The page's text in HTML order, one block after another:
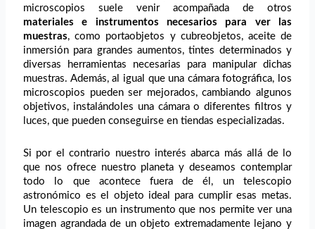
microscopios suele venir acompañada de otros
materiales e instrumentos necesarios para ver las
muestras, como portaobjetos y cubreobjetos, aceite de
inmersión para grandes aumentos, tintes determinados y
diversas herramientas necesarias para manipular dichas
muestras. Además, al igual que una cámara fotográfica, los
microscopios pueden ser mejorados, cambiando algunos
objetivos, instalándoles una cámara o diferentes filtros y
luces, que pueden conseguirse en tiendas especializadas.
Si por el contrario nuestro interés abarca más allá de lo
que nos ofrece nuestro planeta y deseamos contemplar
todo lo que acontece fuera de él, un telescopio
astronómico es el objeto ideal para cumplir esas metas.
Un telescopio es un instrumento que nos permite ver una
imagen agrandada de un objeto extremadamente lejano y